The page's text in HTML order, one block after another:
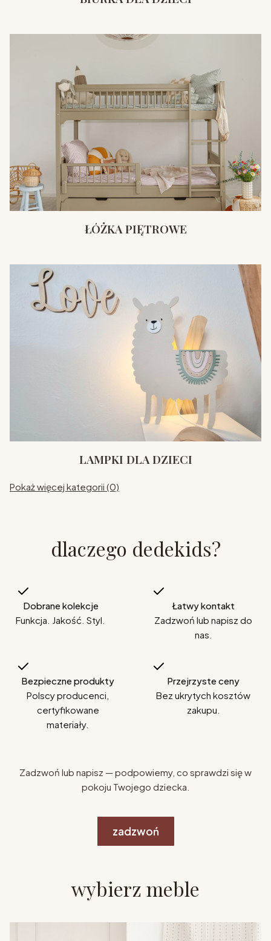
ŁÓŻKA PIĘTROWE
LAMPKI DLA DZIECI
Pokaż więcej kategorii (0)
dlaczego dedekids?
Dobrane kolekcje
Funkcja. Jakość. Styl.
Łatwy kontakt
Zadzwoń lub napisz do
nas.
Bezpieczne produkty
Polscy producenci,
certyfikowane
materiały.
Przejrzyste ceny
Bez ukrytych kosztów
zakupu.
Zadzwoń lub napisz — podpowiemy, co sprawdzi się w
pokoju Twojego dziecka.
zadzwoń
wybierz meble